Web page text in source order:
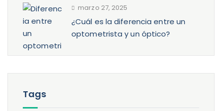
marzo 27, 2025
¿Cuál es la diferencia entre un
optometrista y un óptico?
Tags